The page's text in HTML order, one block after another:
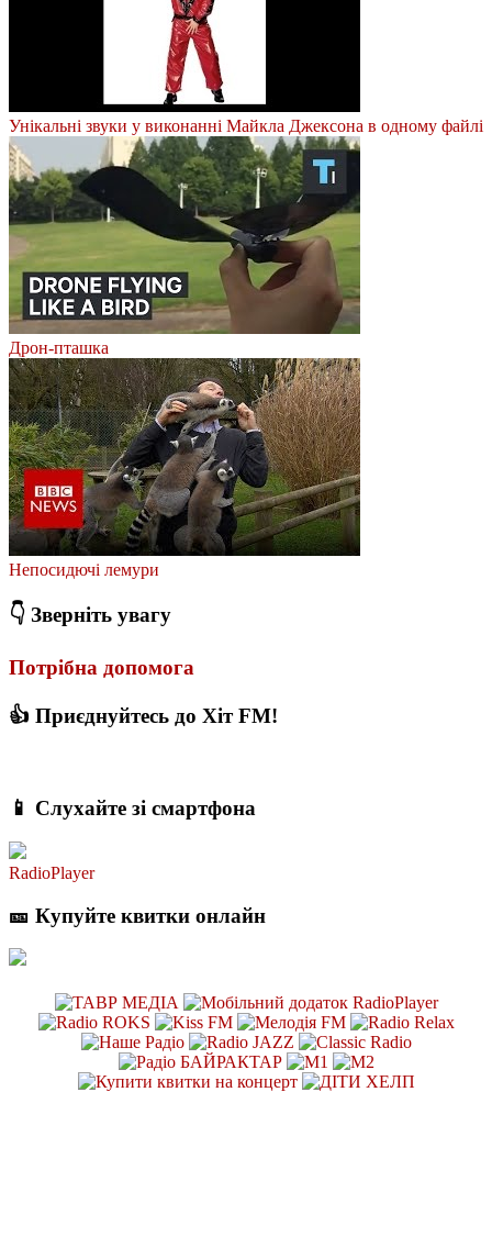
Унікальні звуки у виконанні Майкла Джексона в одному файлі
Дрон-пташка
Непосидючі лемури
👇 Зверніть увагу
Потрібна допомога
👍 Приєднуйтесь до Хіт FM!
📱 Слухайте зі смартфона
RadioPlayer
🎫 Купуйте квитки онлайн